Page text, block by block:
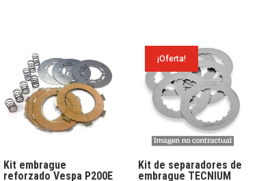
72.04€.33.92€.
48.40€.32.67€.
Kit embrague
reforzado Vespa P200E
¡Oferta!
Kit de separadores de
embrague TECNIUM